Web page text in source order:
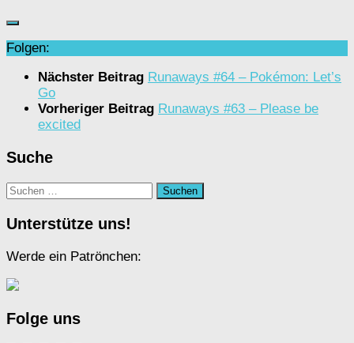
Folgen:
Nächster Beitrag Runaways #64 – Pokémon: Let’s
Go
Vorheriger Beitrag Runaways #63 – Please be
excited
Suche
Suchen
Unterstütze uns!
Werde ein Patrönchen:
Folge uns